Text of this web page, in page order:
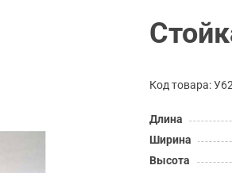
Код товара:
Длина
Ширина
Высота